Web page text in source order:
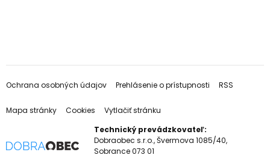
Ochrana osobných údajov Prehlásenie o prístupnosti RSS
Mapa stránky Cookies
Vytlačiť stránku
Technický prevádzkovateľ:
Dobraobec s.r.o., Švermova 1085/40,
Sobrance 073 01